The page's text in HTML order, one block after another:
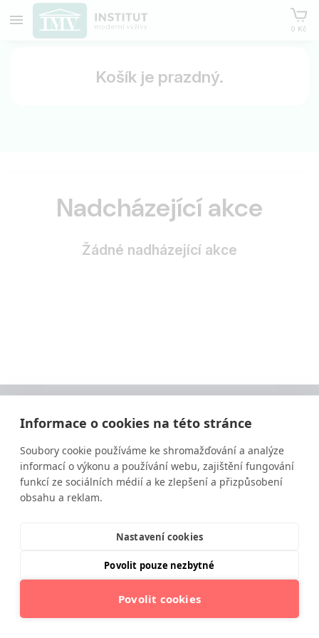
Informace o cookies na této stránce
Soubory cookie používáme ke shromažďování a analýze
informací o výkonu a používání webu, zajištění fungování
funkcí ze sociálních médií a ke zlepšení a přizpůsobení
obsahu a reklam.
Nastavení cookies
Povolit pouze nezbytné
Povolit cookies
0 Kč
Košík je prazdný.
Nadcházející akce
Žádné nadházející akce
Vzdělávání ve výživě a zdravém životním stylu
© 2025 Institut moderní výživy